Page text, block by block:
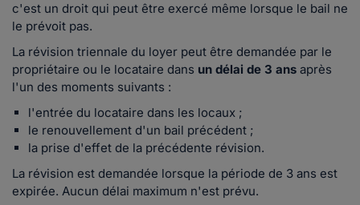
c'est un droit qui peut être exercé même lorsque le bail ne
le prévoit pas.
La révision triennale du loyer peut être demandée par le
propriétaire ou le locataire dans un délai de 3 ans après
l'un des moments suivants :
l'entrée du locataire dans les locaux ;
le renouvellement d'un bail précédent ;
la prise d'effet de la précédente révision.
La révision est demandée lorsque la période de 3 ans est
expirée. Aucun délai maximum n'est prévu.